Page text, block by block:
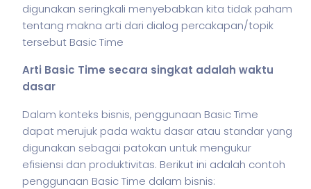
digunakan seringkali menyebabkan kita tidak paham
tentang makna arti dari dialog percakapan/topik
tersebut Basic Time
Arti Basic Time secara singkat adalah waktu
dasar
Dalam konteks bisnis, penggunaan Basic Time
dapat merujuk pada waktu dasar atau standar yang
digunakan sebagai patokan untuk mengukur
efisiensi dan produktivitas. Berikut ini adalah contoh
penggunaan Basic Time dalam bisnis: